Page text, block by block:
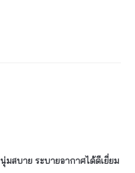
นุ่มสบาย ระบายอากาศได้ดีเยี่ยม